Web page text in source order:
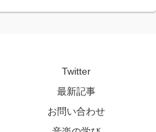
Twitter
最新記事
お問い合わせ